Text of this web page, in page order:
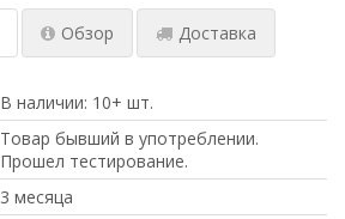
Обзор Доставка
В наличии: 10+ шт.
Товар бывший в употреблении.
Прошел тестирование.
3 месяца